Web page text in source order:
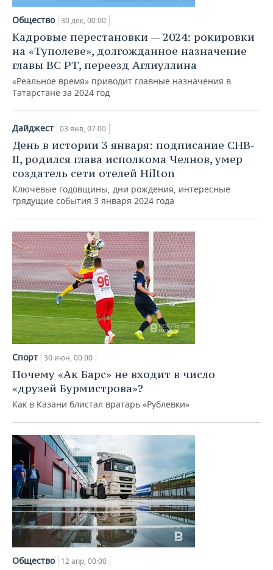
Общество 30 дек, 00:00
Кадровые перестановки — 2024: рокировки
на «Туполеве», долгожданное назначение
главы ВС РТ, переезд Аглиуллина
«Реальное время» приводит главные назначения в
Татарстане за 2024 год
Дайджест 03 янв, 07:00
День в истории 3 января: подписание СНВ-
II, родился глава исполкома Челнов, умер
создатель сети отелей Hilton
Ключевые годовщины, дни рождения, интересные
грядущие события 3 января 2024 года
Спорт 30 июн, 00:00
Почему «Ак Барс» не входит в число
«друзей Бурмистрова»?
Как в Казани блистал вратарь «Рублевки»
Общество 12 апр, 00:00